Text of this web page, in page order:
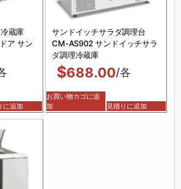
蔵庫
ア サン
に追加
サンドイッチサラダ調理台
CM-AS902 サンドイッチサラ
ダ調理冷蔵庫
$688.00/各
お買い物カゴに追
加
見積りに追加